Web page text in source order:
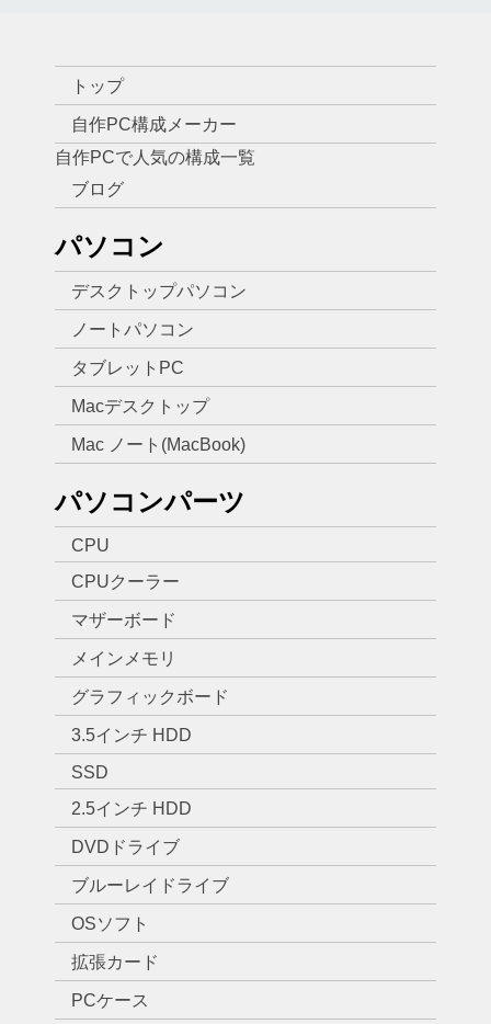
トップ
自作PC構成メーカー
自作PCで人気の構成一覧
ブログ
パソコン
デスクトップパソコン
ノートパソコン
タブレットPC
Macデスクトップ
Mac ノート(MacBook)
パソコンパーツ
CPU
CPUクーラー
マザーボード
メインメモリ
グラフィックボード
3.5インチ HDD
SSD
2.5インチ HDD
DVDドライブ
ブルーレイドライブ
OSソフト
拡張カード
PCケース